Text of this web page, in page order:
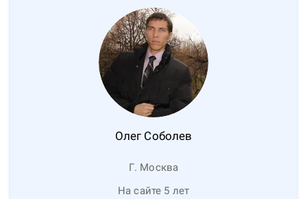
Олег Соболев
Г. Москва
На сайте 5 лет